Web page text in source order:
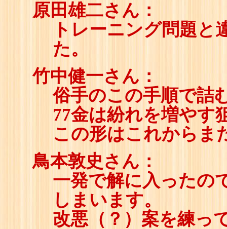
原田雄二さん：
トレーニング問題と
た。
竹中健一さん：
俗手のこの手順で詰
77金は紛れを増や
この形はこれからま
鳥本敦史さん：
一発で解に入ったの
しまいます。
改悪（？）案を練っ